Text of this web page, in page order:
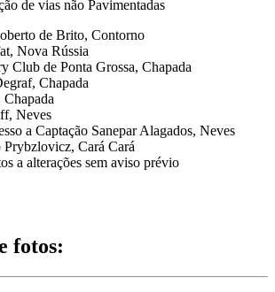
de vias não Pavimentadas
de Brito, Contorno
Nova Rússia
Club de Ponta Grossa, Chapada
Chapada
Chapada
Neves
a Captação Sanepar Alagados, Neves
Prybzlovicz, Cará Cará
a alterações sem aviso prévio
fotos: